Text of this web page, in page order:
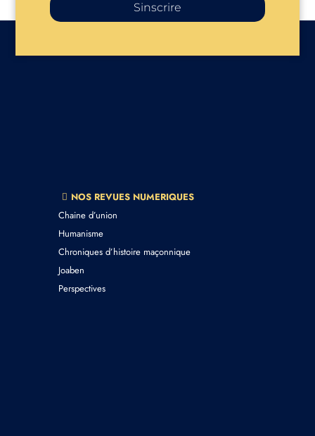
Sinscrire
NOS REVUES NUMERIQUES
Chaine d’union
Humanisme
Chroniques d’histoire maçonnique
Joaben
Perspectives